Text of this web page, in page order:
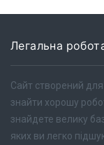
Легальна
Сайт створений для
знайти хорошу
знайдете велику
яких ви легко